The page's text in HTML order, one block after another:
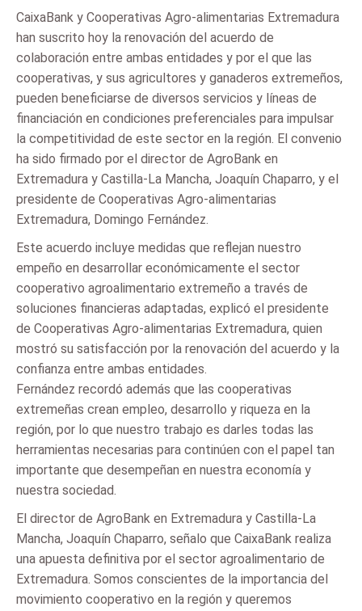
CaixaBank y Cooperativas Agro-alimentarias Extremadura
han suscrito hoy la renovación del acuerdo de
colaboración entre ambas entidades y por el que las
cooperativas, y sus agricultores y ganaderos extremeños,
pueden beneficiarse de diversos servicios y líneas de
financiación en condiciones preferenciales para impulsar
la competitividad de este sector en la región. El convenio
ha sido firmado por el director de AgroBank en
Extremadura y Castilla-La Mancha, Joaquín Chaparro, y el
presidente de Cooperativas Agro-alimentarias
Extremadura, Domingo Fernández.
Este acuerdo incluye medidas que reflejan nuestro
empeño en desarrollar económicamente el sector
cooperativo agroalimentario extremeño a través de
soluciones financieras adaptadas, explicó el presidente
de Cooperativas Agro-alimentarias Extremadura, quien
mostró su satisfacción por la renovación del acuerdo y la
confianza entre ambas entidades.
Fernández recordó además que las cooperativas
extremeñas crean empleo, desarrollo y riqueza en la
región, por lo que nuestro trabajo es darles todas las
herramientas necesarias para continúen con el papel tan
importante que desempeñan en nuestra economía y
nuestra sociedad.
El director de AgroBank en Extremadura y Castilla-La
Mancha, Joaquín Chaparro, señalo que CaixaBank realiza
una apuesta definitiva por el sector agroalimentario de
Extremadura. Somos conscientes de la importancia del
movimiento cooperativo en la región y queremos